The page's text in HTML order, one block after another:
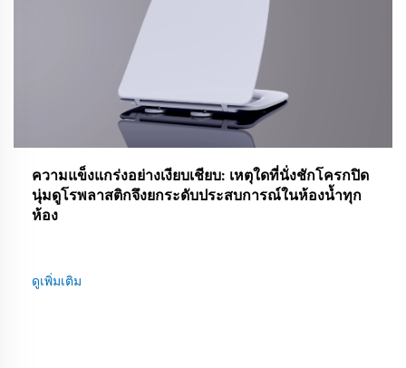
ความแข็งแกร่งอย่างเงียบเชียบ: เหตุใดที่นั่งชักโครกปิด
นุ่มดูโรพลาสติกจึงยกระดับประสบการณ์ในห้องน้ำทุก
ห้อง
ดูเพิ่มเติม